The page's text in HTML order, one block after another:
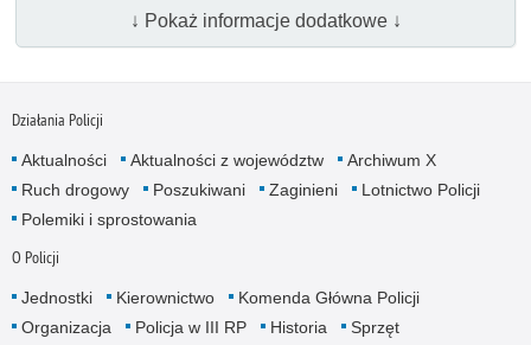
↓ Pokaż informacje dodatkowe ↓
Działania Policji
Aktualności Aktualności z województw
Archiwum X
Ruch drogowy
Poszukiwani Zaginieni
Lotnictwo Policji
Polemiki i sprostowania
O Policji
Jednostki Kierownictwo
Komenda Główna Policji
Organizacja
Policja w III RP Historia
Sprzęt